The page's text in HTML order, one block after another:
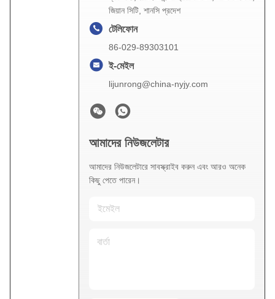
জিয়ান সিটি, শানসি প্রদেশ
টেলিফোন
86-029-89303101
ই-মেইল
lijunrong@china-nyjy.com
আমাদের নিউজলেটার
আমাদের নিউজলেটারে সাবস্ক্রাইব করুন এবং আরও অনেক
কিছু পেতে পারেন।